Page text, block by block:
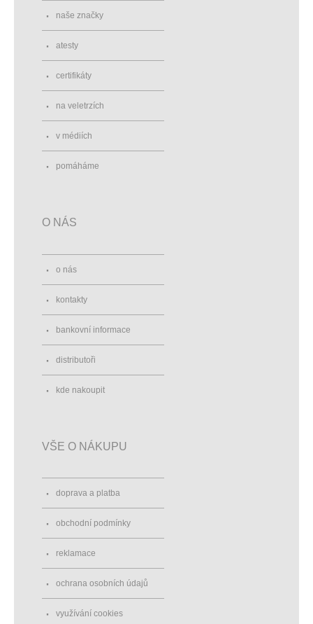
naše značky
atesty
certifikáty
na veletrzích
v médiích
pomáháme
O NÁS
o nás
kontakty
bankovní informace
distributoři
kde nakoupit
VŠE O NÁKUPU
doprava a platba
obchodní podmínky
reklamace
ochrana osobních údajů
využívání cookies